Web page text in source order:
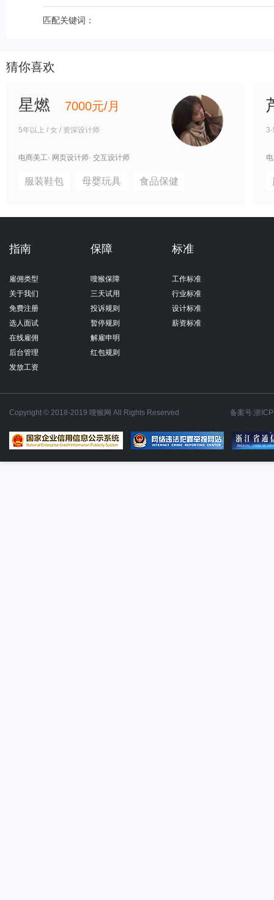
匹配关键词：
猜你喜欢
星燃 7000元/月
5年以上 / 女 / 资深设计师
电商美工· 网页设计师· 交互设计师
服装鞋包 母婴玩具 食品保健
3-
指南
雇佣类型
关于我们
免费注册
选人面试
在线雇佣
后台管理
发放工资
保障
嗖猴保障
三天试用
投诉规则
暂停规则
解雇申明
红包规则
标准
工作标准
行业标准
设计标准
薪资标准
Copyright © 2018-2019 嗖猴网 All Rights Reserved 备案号:浙